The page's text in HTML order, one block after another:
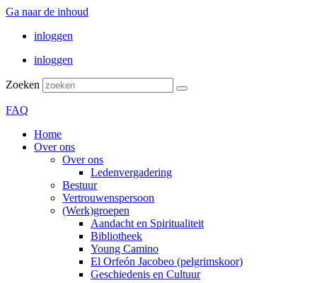
Ga naar de inhoud
inloggen
inloggen
Zoeken
FAQ
Home
Over ons
Over ons
Ledenvergadering
Bestuur
Vertrouwenspersoon
(Werk)groepen
Aandacht en Spiritualiteit
Bibliotheek
Young Camino
El Orfeón Jacobeo (pelgrimskoor)
Geschiedenis en Cultuur